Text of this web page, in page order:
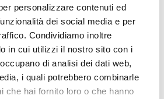
personalizzare contenuti ed
dei social media e per
Condividiamo inoltre
in cui utilizzi il nostro sito con i
di analisi dei dati web,
i quali potrebbero combinarle
che hai fornito loro o che hanno